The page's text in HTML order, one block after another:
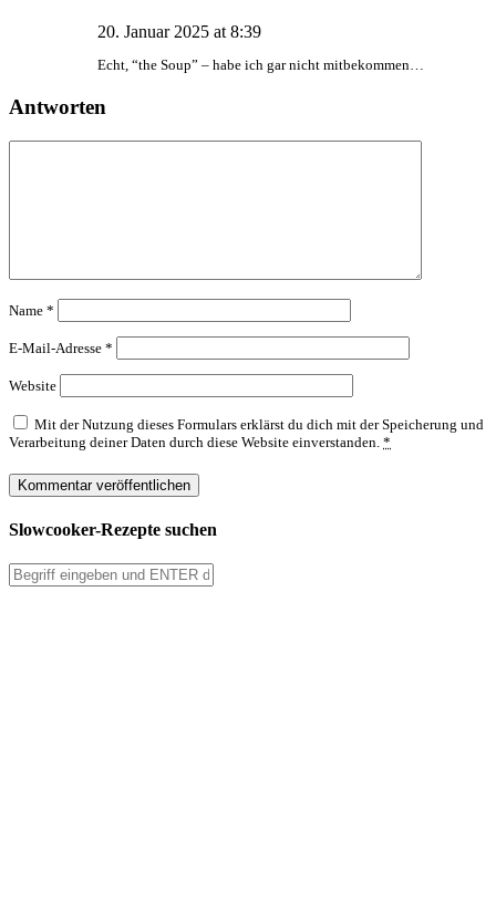
20. Januar 2025 at 8:39
Echt, “the Soup” – habe ich gar nicht mitbekommen…
Antworten
Name *
E-Mail-Adresse *
Website
Mit der Nutzung dieses Formulars erklärst du dich mit der Speicherung und
Verarbeitung deiner Daten durch diese Website einverstanden. *
Slowcooker-Rezepte suchen